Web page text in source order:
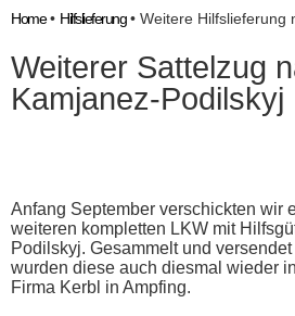
Home• Hilfslieferung• Weitere Hilfslieferung
Weiterer Sattelzug
Kamjanez-Podilskyj
Anfang September verschickten wir
weiteren kompletten LKW mit
Podilskyj. Gesammelt und versendet
wurden diese auch diesmal wieder
Firma Kerbl in Ampfing.